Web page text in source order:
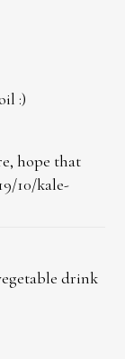
:)
hope that
10/kale-
drink